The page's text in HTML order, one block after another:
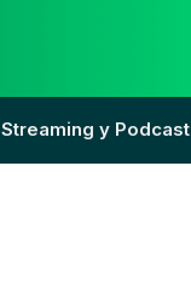
Streaming y Podcast